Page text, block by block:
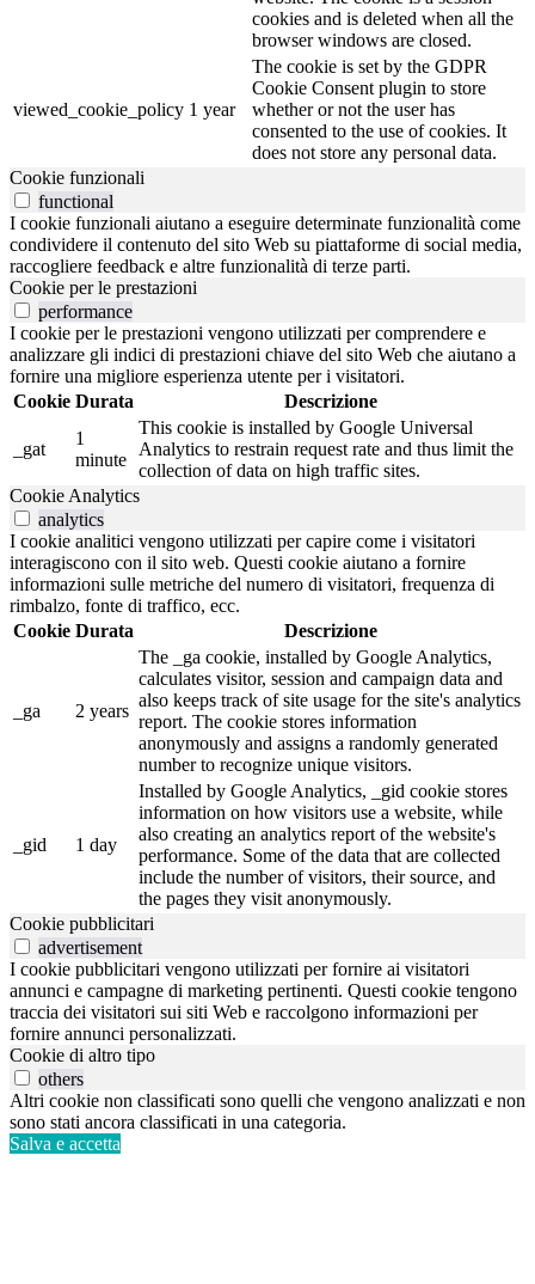
cookies and is deleted when all the
browser windows are closed.
viewed_cookie_policy 1 year
The cookie is set by the GDPR
Cookie Consent plugin to store
whether or not the user has
consented to the use of cookies. It
does not store any personal data.
Cookie funzionali
functional
I cookie funzionali aiutano a eseguire determinate funzionalità come
condividere il contenuto del sito Web su piattaforme di social media,
raccogliere feedback e altre funzionalità di terze parti.
Cookie per le prestazioni
performance
I cookie per le prestazioni vengono utilizzati per comprendere e
analizzare gli indici di prestazioni chiave del sito Web che aiutano a
fornire una migliore esperienza utente per i visitatori.
Cookie Durata Descrizione
_gat
1
minute
This cookie is installed by Google Universal
Analytics to restrain request rate and thus limit the
collection of data on high traffic sites.
Cookie Analytics
analytics
I cookie analitici vengono utilizzati per capire come i visitatori
interagiscono con il sito web. Questi cookie aiutano a fornire
informazioni sulle metriche del numero di visitatori, frequenza di
rimbalzo, fonte di traffico, ecc.
Cookie Durata Descrizione
_ga 2 years
The _ga cookie, installed by Google Analytics,
calculates visitor, session and campaign data and
also keeps track of site usage for the site's analytics
report. The cookie stores information
anonymously and assigns a randomly generated
number to recognize unique visitors.
_gid 1 day
Installed by Google Analytics, _gid cookie stores
information on how visitors use a website, while
also creating an analytics report of the website's
performance. Some of the data that are collected
include the number of visitors, their source, and
the pages they visit anonymously.
Cookie pubblicitari
advertisement
I cookie pubblicitari vengono utilizzati per fornire ai visitatori
annunci e campagne di marketing pertinenti. Questi cookie tengono
traccia dei visitatori sui siti Web e raccolgono informazioni per
fornire annunci personalizzati.
Cookie di altro tipo
others
Altri cookie non classificati sono quelli che vengono analizzati e non
sono stati ancora classificati in una categoria.
Salva e accetta